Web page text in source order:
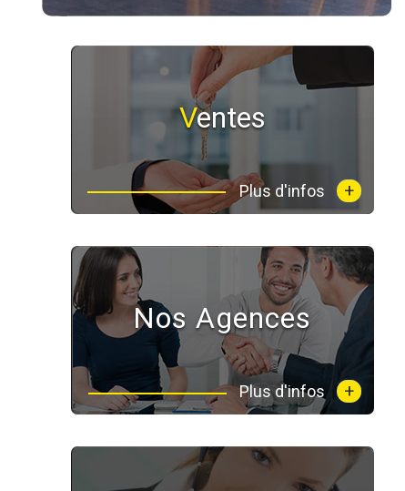
Ventes
Plus d'infos +
Nos Agences
Plus d'infos +